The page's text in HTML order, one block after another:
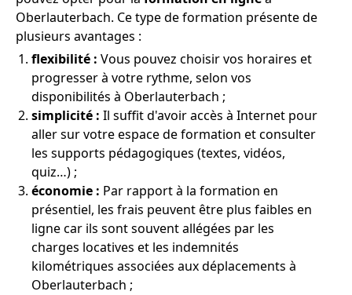
Oberlauterbach. Ce type de formation présente de
plusieurs avantages :
flexibilité : Vous pouvez choisir vos horaires et
progresser à votre rythme, selon vos
disponibilités à Oberlauterbach ;
simplicité : Il suffit d'avoir accès à Internet pour
aller sur votre espace de formation et consulter
les supports pédagogiques (textes, vidéos,
quiz…) ;
économie : Par rapport à la formation en
présentiel, les frais peuvent être plus faibles en
ligne car ils sont souvent allégées par les
charges locatives et les indemnités
kilométriques associées aux déplacements à
Oberlauterbach ;